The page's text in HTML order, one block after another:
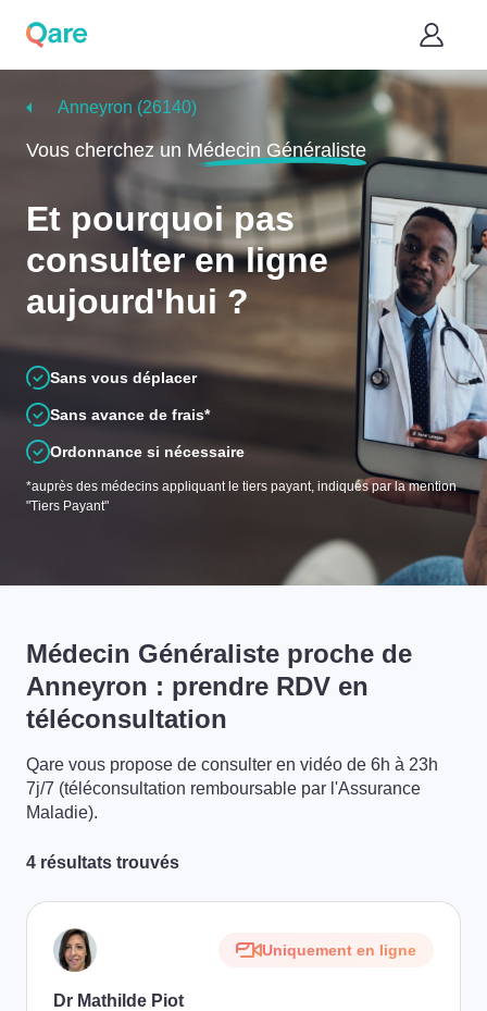
Anneyron (26140)
Vous cherchez un Médecin Généraliste
Et pourquoi pas
consulter en ligne
aujourd'hui ?
Sans vous déplacer
Sans avance de frais*
Ordonnance si nécessaire
*auprès des médecins appliquant le tiers payant, indiqués par la mention
"Tiers Payant"
Médecin Généraliste proche de
Anneyron : prendre RDV en
téléconsultation
Qare vous propose de consulter en vidéo de 6h à 23h
7j/7 (téléconsultation remboursable par l'Assurance
Maladie).
4 résultats trouvés
Uniquement en ligne
Dr Mathilde Piot